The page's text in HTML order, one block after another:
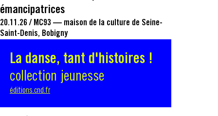
émancipatrices
20.11.26 / MC93 — maison de la culture de Seine-
Saint-Denis, Bobigny
La danse, tant d'histoires !
collection jeunesse
éditions.cnd.fr